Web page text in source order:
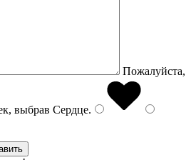
Пожалуйста,
выбрав Сердце.